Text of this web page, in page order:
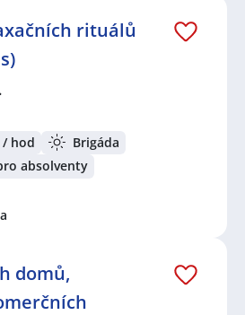
rituálů
/ hod
Brigáda
absolventy
domů,